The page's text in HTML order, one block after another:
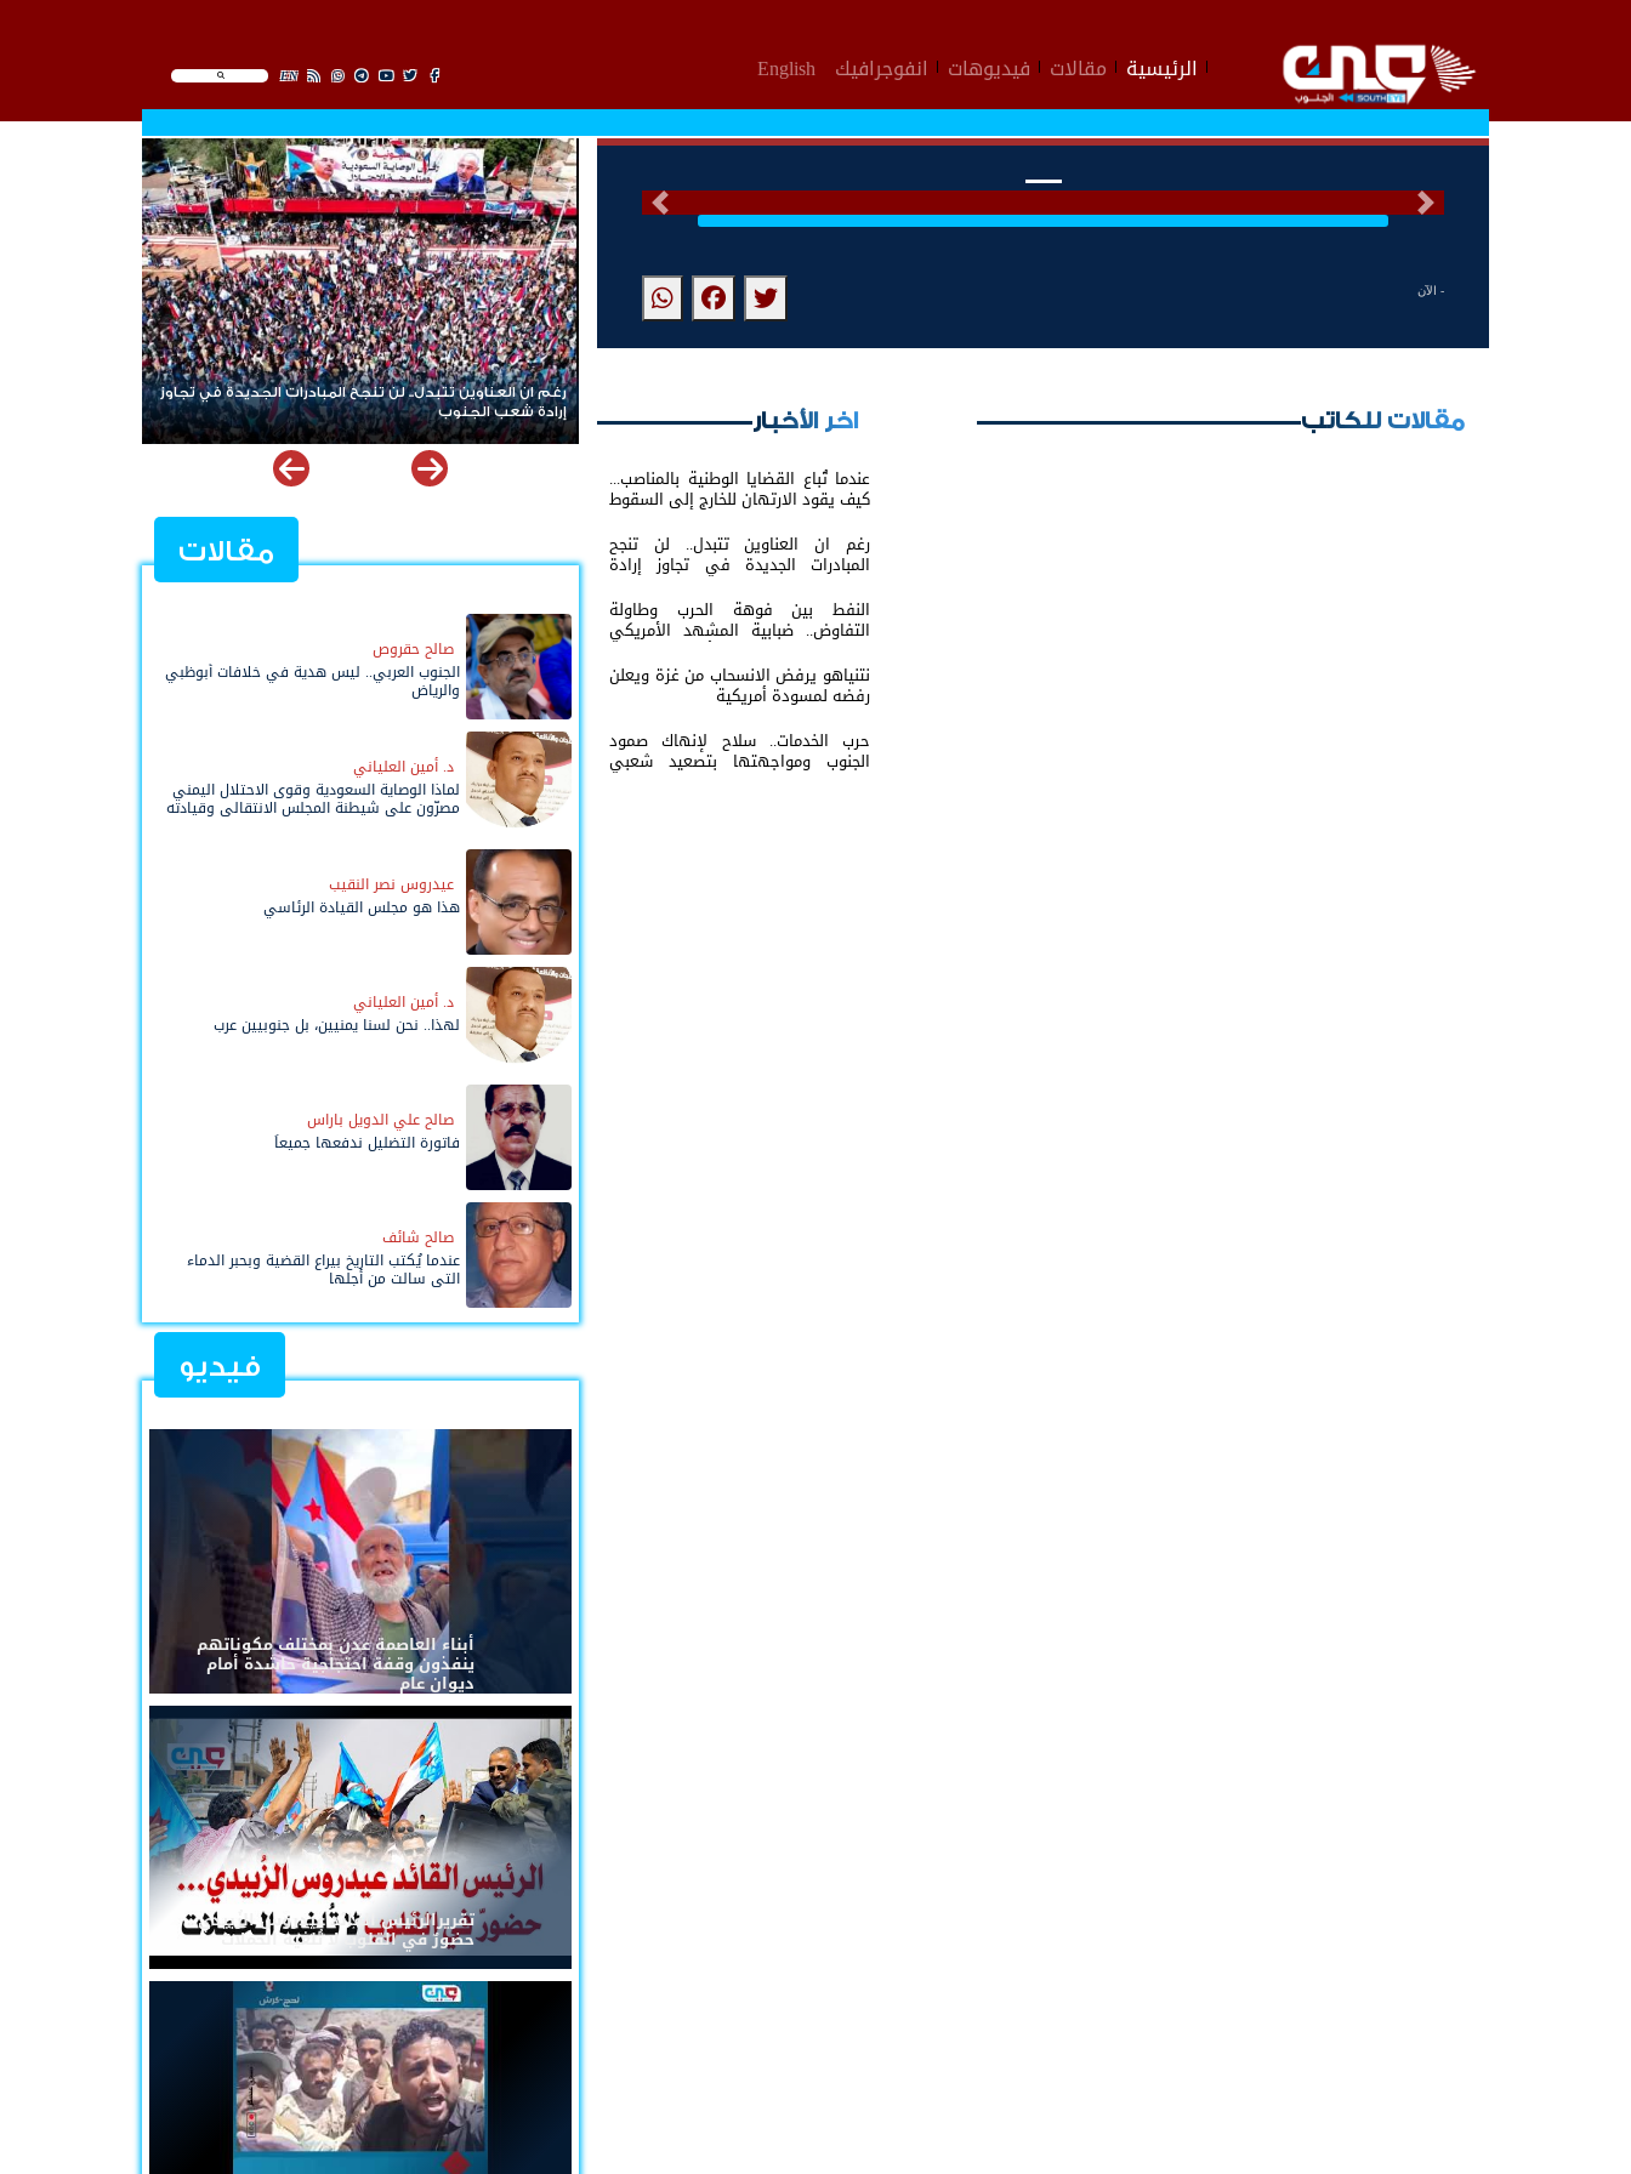
EN الرئيسية مقالات فيديوهات انفوجرافيك English
التالى السابق
- الآن
مقالات للكاتب اخر الأخبار
عندما تُباع القضايا الوطنية بالمناصب...
كيف يقود الارتهان للخارج إلى السقوط
رغم ان العناوين تتبدل.. لن تنجح
المبادرات الجديدة في تجاوز إرادة
النفط بين فوهة الحرب وطاولة
التفاوض.. ضبابية المشهد الأمريكي
الإيراني تعيد إشعال أسواق الطاقة
العالمية
نتنياهو يرفض الانسحاب من غزة ويعلن
رفضه لمسودة أمريكية
حرب الخدمات.. سلاح لإنهاك صمود
الجنوب ومواجهتها بتصعيد شعبي
رغم ان العناوين تتبدل.. لن تنجح المبادرات الجديدة في تجاوز
إرادة شعب الجنوب
مقالات
صالح حقروص
الجنوب العربي.. ليس هدية في خلافات أبوظبي
والرياض
د. أمين العلياني
لماذا الوصاية السعودية وقوى الاحتلال اليمني
مصرّون على شيطنة المجلس الانتقالي وقيادته
المفوضة وحواضنه الشعبية؟
عيدروس نصر النقيب
هذا هو مجلس القيادة الرئاسي
د. أمين العلياني
لهذا.. نحن لسنا يمنيين، بل جنوبيين عرب
صالح علي الدويل باراس
فاتورة التضليل ندفعها جميعاً
صالح شائف
عندما يُكتب التاريخ بيراع القضية وبحبر الدماء
التي سالت من أجلها
فيديو
أبناء العاصمة عدن بمختلف مكوناتهم
ينفذون وقفة احتجاجية حاشدة أمام
ديوان عام
تقريرالرئيس القائد عيدروس الزُبيدي...
حضورٌ في القلوب لا تُلغيه الحملات